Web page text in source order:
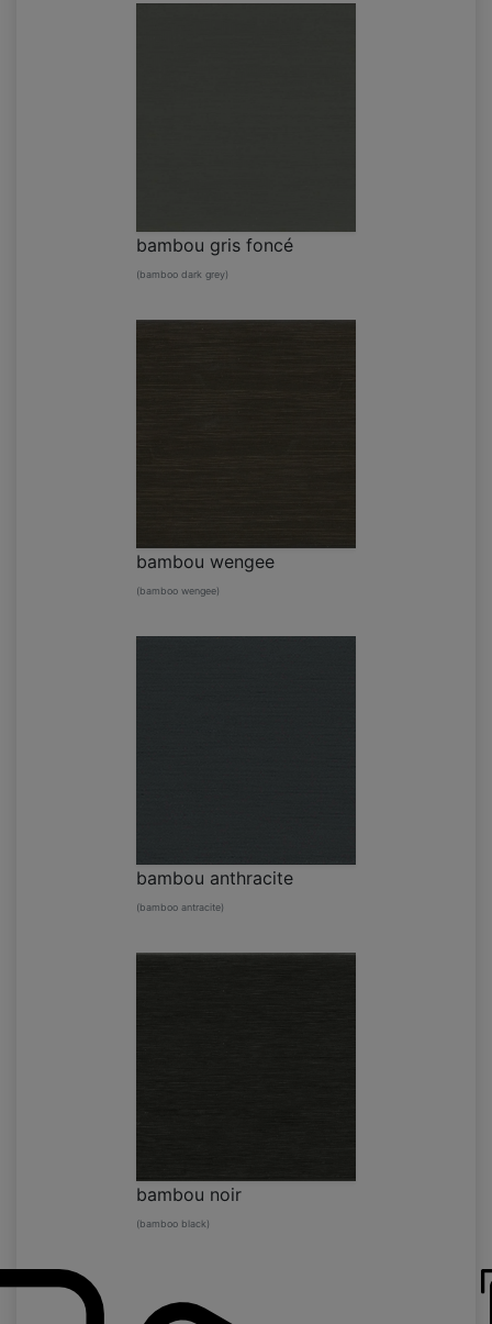
bambou gris foncé
(bamboo dark grey)
bambou wengee
(bamboo wengee)
bambou anthracite
(bamboo antracite)
bambou noir
(bamboo black)